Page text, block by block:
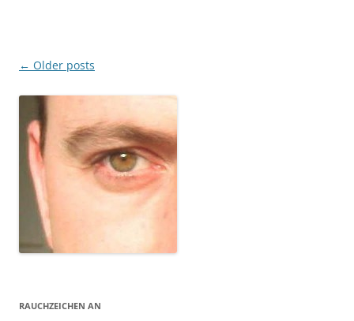
Post
← Older posts
RAUCHZEICHEN AN